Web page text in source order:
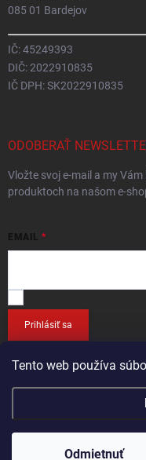
Tento web používa
Odmietnuť
085 01 Bardejov
IČ: 45249393
DIČ: 2022910835
IČ DPH: SK2022910835
ODOBERAŤ
Vložte svoj e-mail a my
produktoch na našom e-
EMAIL
Prihlásiť sa
Copyright 2026